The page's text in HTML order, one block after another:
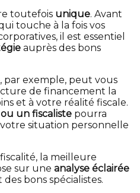
toutefois unique. Avant
touche à la fois vos
il est essentiel
auprès des bons
, par exemple, peut vous
de financement la
et à votre réalité fiscale.
un fiscaliste pourra
situation personnelle
la meilleure
sur une analyse éclairée
bons spécialistes.